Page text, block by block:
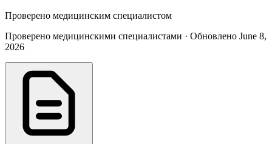
Проверено медицинским специалистом
Проверено медицинскими специалистами · Обновлено June 8,
2026